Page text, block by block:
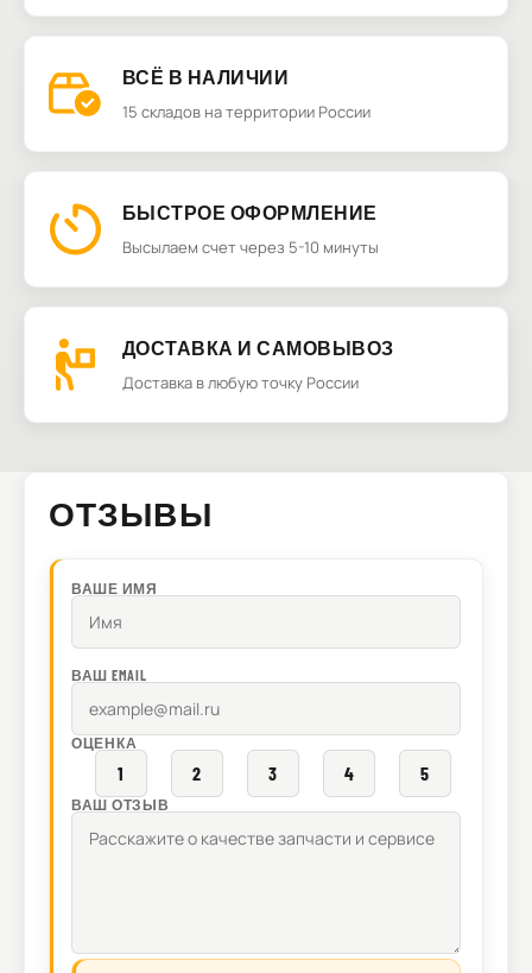
ВСЁ В НАЛИЧИИ
15 складов на территории России
БЫСТРОЕ ОФОРМЛЕНИЕ
Высылаем счет через 5-10 минуты
ДОСТАВКА И САМОВЫВОЗ
Доставка в любую точку России
ОТЗЫВЫ
ВАШЕ ИМЯ
ВАШ EMAIL
ОЦЕНКА
1 2 3 4 5
ВАШ ОТЗЫВ